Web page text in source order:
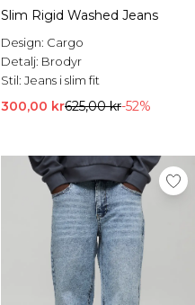
Slim Rigid Washed Jeans
Design: Cargo
Detalj: Brodyr
Stil: Jeans i slim fit
300,00 kr625,00 kr-52%